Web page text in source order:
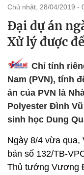
chủ nhật, 28/04/2019 -
Đại dự án
Xử lý được
Chỉ tính
Nam (PVN), tính
án của PVN là
Polyester Đình
sinh học Dung
Ngày 8/4 vừa qua,
bản số 132/TB-
Thủ tướng Vương